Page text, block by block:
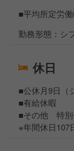
■平均所定労
勤務形態：シ
休日
■公休月9日（
■有給休暇
■その他 特別
※年間休日107